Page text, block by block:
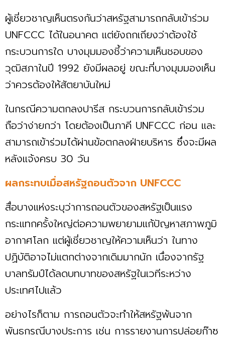
ผู้เชี่ยวชาญเห็นตรงกันว่าสหรัฐสามารถกลับเข้าร่วม
UNFCCC ได้ในอนาคต แต่ยังถกเถียงว่าต้องใช้
กระบวนการใด บางมุมมองชี้ว่าความเห็นชอบของ
วุฒิสภาในปี 1992 ยังมีผลอยู่ ขณะที่บางมุมมองเห็น
ว่าควรต้องให้สัตยาบันใหม่
ในกรณีความตกลงปารีส กระบวนการกลับเข้าร่วม
ถือว่าง่ายกว่า โดยต้องเป็นภาคี UNFCCC ก่อน และ
สามารถเข้าร่วมได้ผ่านข้อตกลงฝ่ายบริหาร ซึ่งจะมีผล
หลังแจ้งครบ 30 วัน
ผลกระทบเมื่อสหรัฐถอนตัวจาก UNFCCC
สื่อบางแห่งระบุว่าการถอนตัวของสหรัฐเป็นแรง
กระแทกครั้งใหญ่ต่อความพยายามแก้ปัญหาสภาพภูมิ
อากาศโลก แต่ผู้เชี่ยวชาญให้ความเห็นว่า ในทาง
ปฏิบัติอาจไม่แตกต่างจากเดิมมากนัก เนื่องจากรัฐ
บาลทรัมป์ได้ลดบทบาทของสหรัฐในเวทีระหว่าง
ประเทศไปแล้ว
อย่างไรก็ตาม การถอนตัวจะทำให้สหรัฐพ้นจาก
พันธกรณีบางประการ เช่น การรายงานการปล่อยก๊าซ